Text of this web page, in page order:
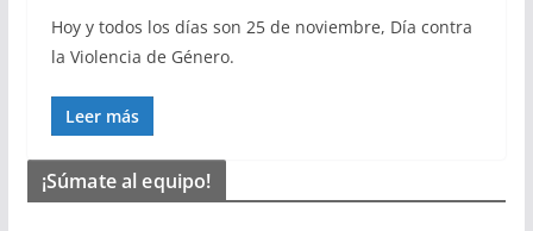
Hoy y todos los días son 25 de noviembre, Día contra
la Violencia de Género.
Leer más
¡Súmate al equipo!